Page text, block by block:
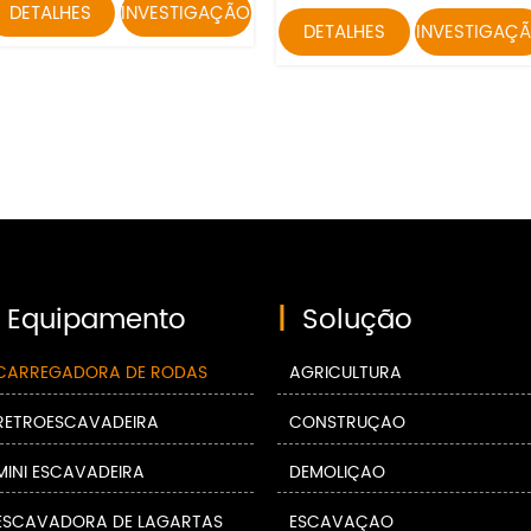
DETALHES INVESTIGAÇÃO
DETALHES
DE RODAS
ESCAVADEIRA
DE LAGARTAS
| Solução
AGRICULTURA
CONSTRUÇÃO
DEMOLIÇÃO
ESCAVAÇÃO